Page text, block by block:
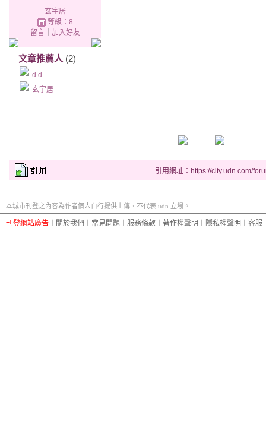
玄宇居
等級：8
留言｜ 加入好友
文章推薦人 (2)
d.d.
玄宇居
引用網址：https://city.udn.com/
本城市刊登之內容為作者個人自行提供上傳，不代表 udn 立場。
刊登網站廣告 關於我們 常見問題 服務條款 著作權聲明 隱私權聲明 客服